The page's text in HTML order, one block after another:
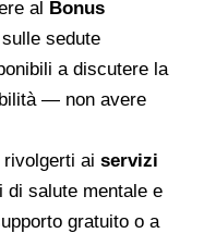
al Bonus
sedute
a discutere la
— non avere
ai servizi
di salute mentale e
gratuito o a